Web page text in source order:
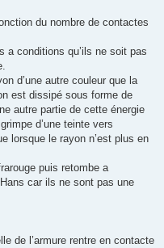
du nombre de contactes
a conditions qu’ils ne soit pas
d’une autre couleur que la
est dissipé sous forme de
autre partie de cette énergie
d’une teinte vers
lorsque le rayon n’est plus en
puis retombe a
car ils ne sont pas une
de l’armure rentre en contacte